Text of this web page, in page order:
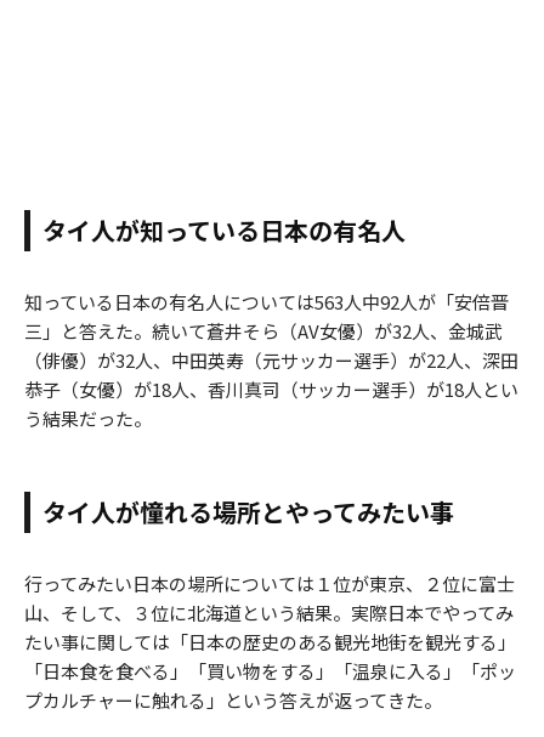
タイ人が知っている日本の有名人
知っている日本の有名人については563人中92人が「安倍晋
三」と答えた。続いて蒼井そら（AV女優）が32人、金城武
（俳優）が32人、中田英寿（元サッカー選手）が22人、深田
恭子（女優）が18人、香川真司（サッカー選手）が18人とい
う結果だった。
タイ人が憧れる場所とやってみたい事
行ってみたい日本の場所については１位が東京、２位に富士
山、そして、３位に北海道という結果。実際日本でやってみ
たい事に関しては「日本の歴史のある観光地街を観光する」
「日本食を食べる」「買い物をする」「温泉に入る」「ポッ
プカルチャーに触れる」という答えが返ってきた。